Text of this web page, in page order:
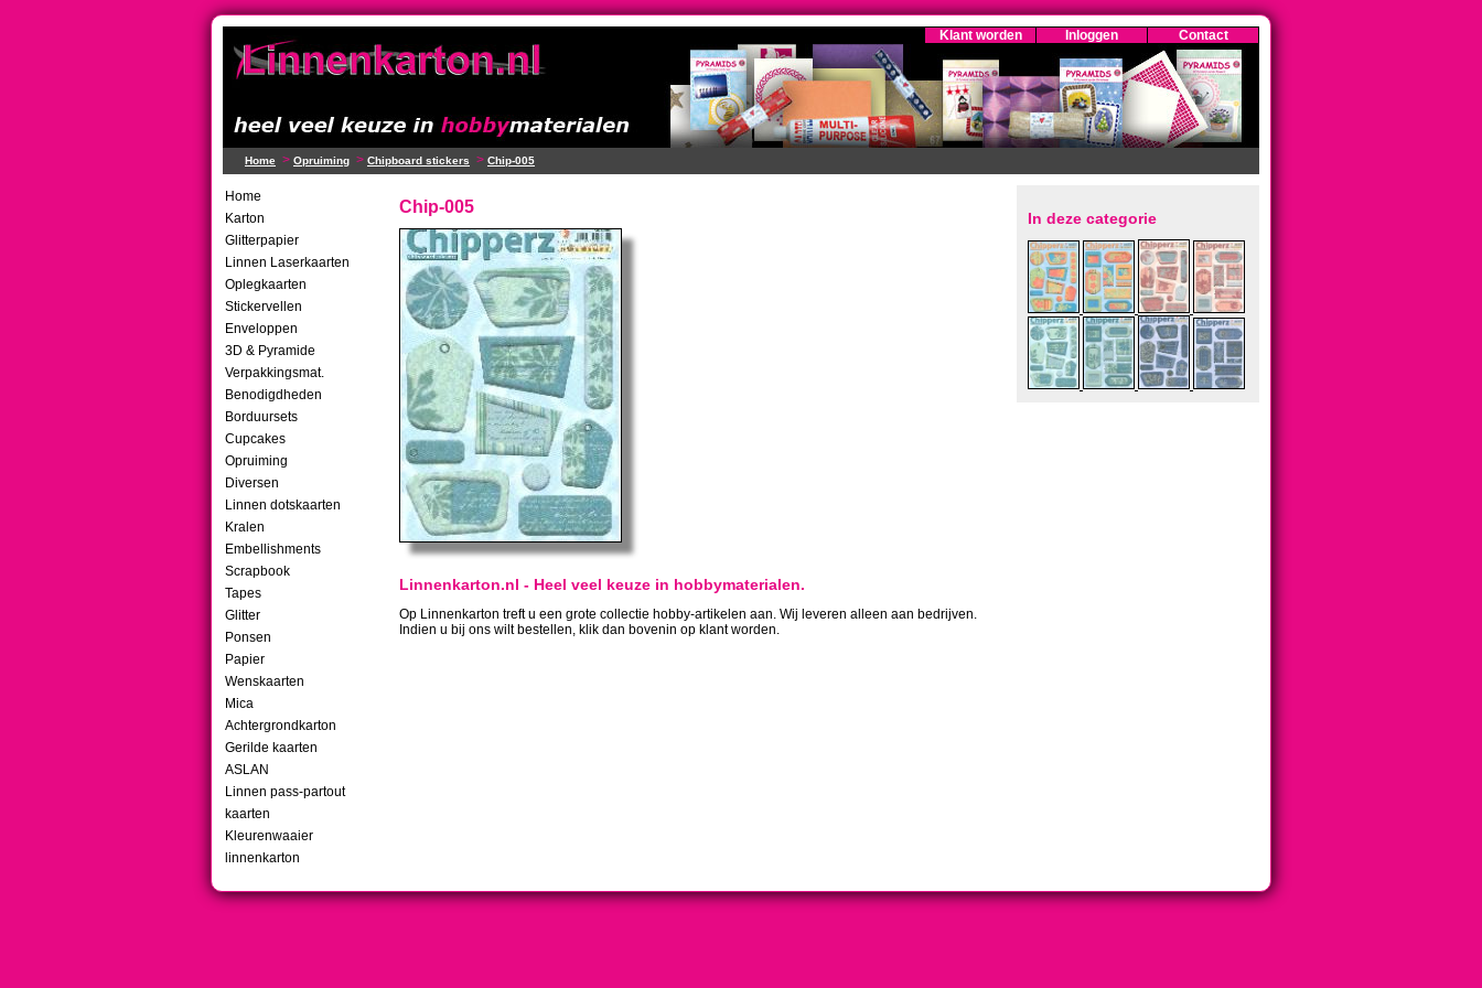
Contact
Inloggen
Klant worden
Home > Opruiming > Chipboard stickers > Chip-005
Home
Karton
Glitterpapier
Linnen Laserkaarten
Oplegkaarten
Stickervellen
Enveloppen
3D & Pyramide
Verpakkingsmat.
Benodigdheden
Borduursets
Cupcakes
Opruiming
Diversen
Linnen dotskaarten
Kralen
Embellishments
Scrapbook
Tapes
Glitter
Ponsen
Papier
Wenskaarten
Mica
Achtergrondkarton
Gerilde kaarten
ASLAN
Linnen pass-partout
kaarten
Kleurenwaaier
linnenkarton
Chip-005
Linnenkarton.nl - Heel veel keuze in hobbymaterialen.
Op Linnenkarton treft u een grote collectie hobby-artikelen aan. Wij leveren alleen aan bedrijven.
Indien u bij ons wilt bestellen, klik dan bovenin op klant worden.
In deze categorie